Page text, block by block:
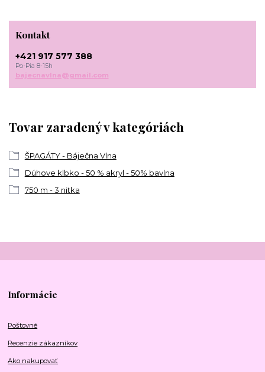
Tovar zaradený v kategóriách
ŠPAGÁTY - Báječna Vlna
Dúhove klbko - 50 % akryl - 50% bavlna
750 m - 3 nitka
Kontakt
+421 917 577 388
Po-Pia 8-15h
bajecnavlna@gmail.com
Informácie
Poštovné
Recenzie zákazníkov
Ako nakupovať